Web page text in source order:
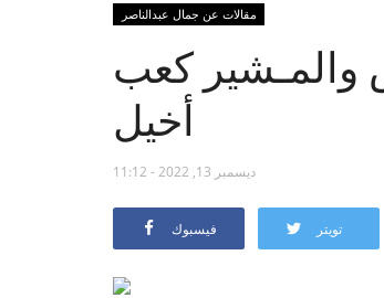
مقالات عن جمال عبدالناصر
والمـشير كعب
أخيل
ديسمبر 13, 2022 - 11:12
فيسبوك تويتر